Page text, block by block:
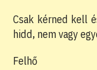
Csak kérned kell
hidd, nem vagy
Felhő